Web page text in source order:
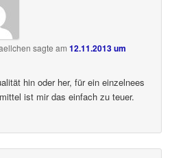
sagte am12.11.2013 um
hin oder her, für ein einzelnees
ist mir das einfach zu teuer.